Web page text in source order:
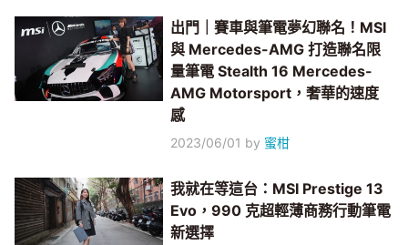
出門｜賽車與筆電夢幻聯名！MSI
與 Mercedes-AMG 打造聯名限
量筆電 Stealth 16 Mercedes-
AMG Motorsport，奢華的速度
感
2023/06/01 by 蜜柑
我就在等這台：MSI Prestige 13
Evo，990 克超輕薄商務行動筆電
新選擇